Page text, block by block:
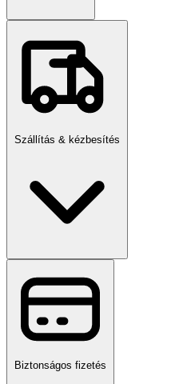
Szállítás & kézbesítés
Biztonságos fizetés